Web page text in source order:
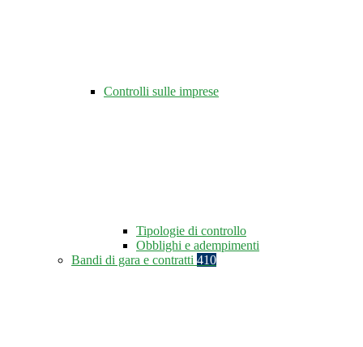
Controlli sulle imprese
Tipologie di controllo
Obblighi e adempimenti
Bandi di gara e contratti 410